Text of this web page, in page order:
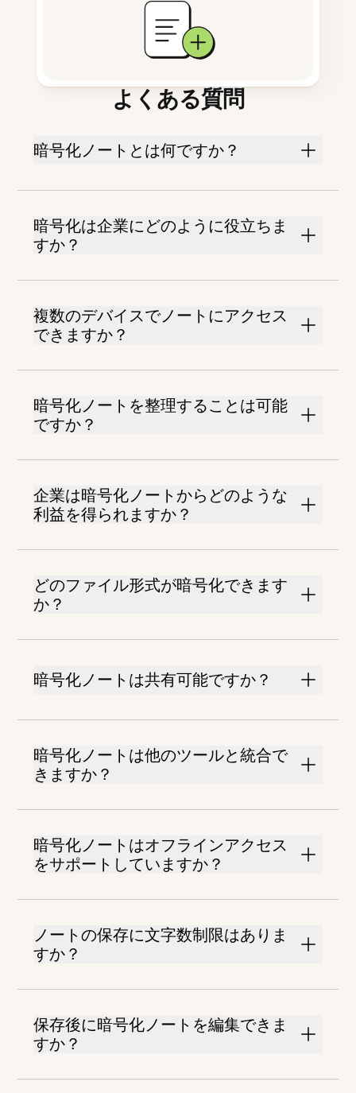
よくある質問
暗号化ノートとは何ですか？
暗号化は企業にどのように役立ちま
すか？
複数のデバイスでノートにアクセス
できますか？
暗号化ノートを整理することは可能
ですか？
企業は暗号化ノートからどのような
利益を得られますか？
どのファイル形式が暗号化できます
か？
暗号化ノートは共有可能ですか？
暗号化ノートは他のツールと統合で
きますか？
暗号化ノートはオフラインアクセス
をサポートしていますか？
ノートの保存に文字数制限はありま
すか？
保存後に暗号化ノートを編集できま
すか？